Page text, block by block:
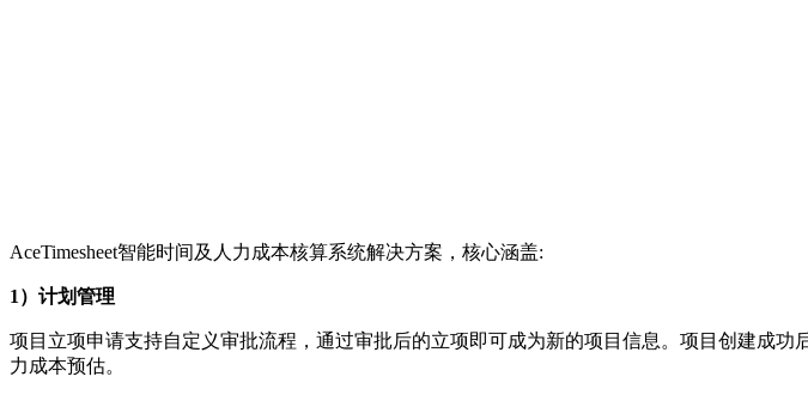
AceTimesheet智能时间及人力成本核算系统解决方案，核心涵盖:
1）计划管理
项目立项申请支持自定义审批流程，通过审批后的立项即可成为新的项目信息。项目创建成
力成本预估。